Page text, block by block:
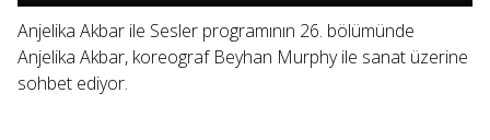
Anjelika Akbar ile Sesler programının 26. bölümünde
Anjelika Akbar, koreograf Beyhan Murphy ile sanat üzerine
sohbet ediyor.